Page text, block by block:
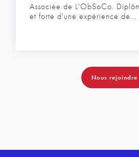
Associée de L'ObSoCo.
et forte d'une expérience de...
Nous rejoindre